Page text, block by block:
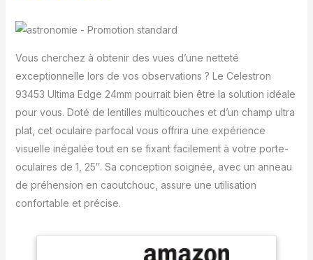
Vous cherchez à obtenir des vues d’une netteté
exceptionnelle lors de vos observations ? Le Celestron
93453 Ultima Edge 24mm pourrait bien être la solution idéale
pour vous. Doté de lentilles multicouches et d’un champ ultra
plat, cet oculaire parfocal vous offrira une expérience
visuelle inégalée tout en se fixant facilement à votre porte-
oculaires de 1, 25″. Sa conception soignée, avec un anneau
de préhension en caoutchouc, assure une utilisation
confortable et précise.